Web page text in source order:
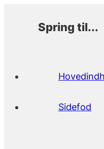
Spring til...
Sidefod